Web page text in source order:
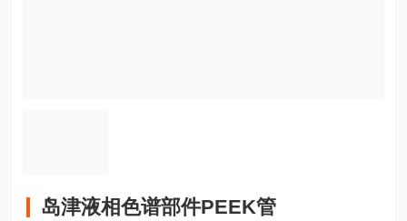
岛津液相色谱部件PEEK管